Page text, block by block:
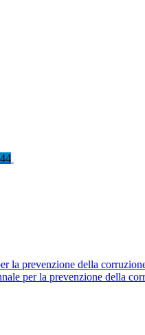
la prevenzione della
per la prevenzione della